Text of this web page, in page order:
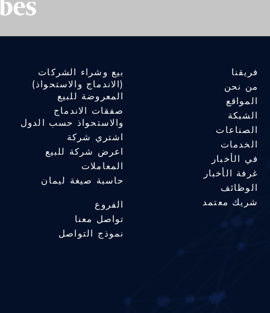
فريقنا
من نحن
المواقع
الشبكة
الصناعات
الخدمات
في الأخبار
غرفة الأخبار
الوظائف
شريك معتمد
بيع وشراء الشركات
(الاندماج والاستحواذ)
المعروضة للبيع
صفقات الاندماج
والاستحواذ حسب الدول
اشتري شركة
اعرض شركة للبيع
المعاملات
حاسبة صيغة ليمان
الفروع
تواصل معنا
نموذج التواصل